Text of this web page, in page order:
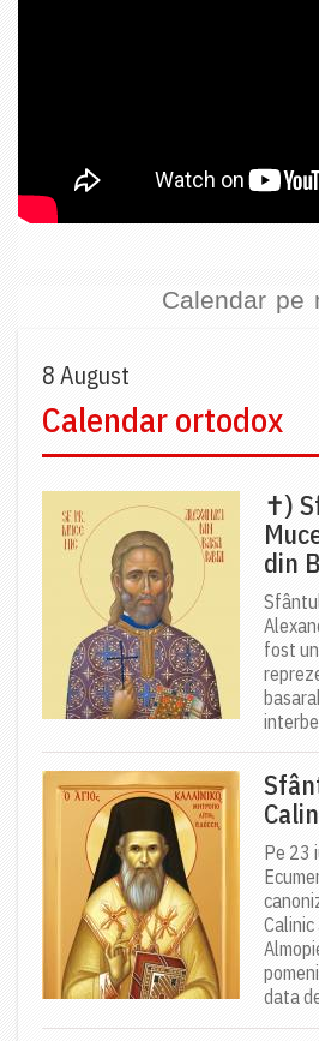
Calendar pe
8 August
Calendar ortodox
✝)
din
fost
Pe 23
Calinic
data